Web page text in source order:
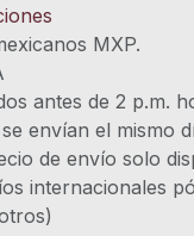
MXP.
antes de 2 p.m.
envían el mismo
de envío solo
internacionales